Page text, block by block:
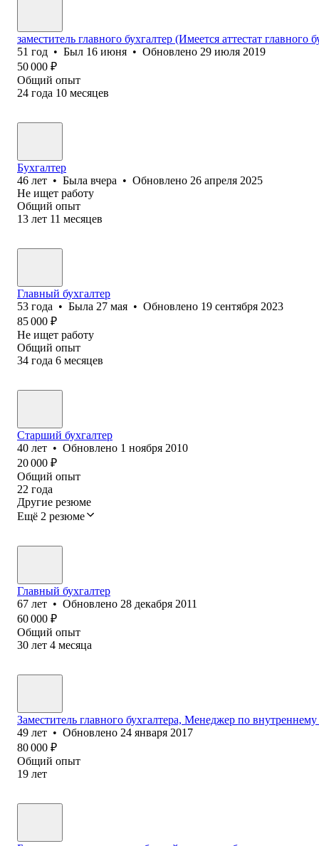
заместитель главного бухгалтер (Имеется аттестат главного
51 год • Был 16 июня • Обновлено 29 июля 2019
50 000 ₽
Общий опыт
24 года 10 месяцев
Бухгалтер
46 лет • Была вчера • Обновлено 26 апреля 2025
Не ищет работу
Общий опыт
13 лет 11 месяцев
Главный бухгалтер
53 года • Была 27 мая • Обновлено 19 сентября 2023
85 000 ₽
Не ищет работу
Общий опыт
34 года 6 месяцев
Старший бухгалтер
40 лет • Обновлено 1 ноября 2010
20 000 ₽
Общий опыт
22 года
Другие резюме
Ещё 2 резюме
Главный бухгалтер
67 лет • Обновлено 28 декабря 2011
60 000 ₽
Общий опыт
30 лет 4 месяца
Заместитель главного бухгалтера, Менеджер по
49 лет • Обновлено 24 января 2017
80 000 ₽
Общий опыт
19 лет